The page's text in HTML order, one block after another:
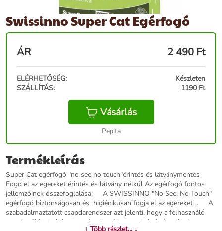
Swissinno Super Cat Egérfogó
ÁR 2 490 Ft
ELÉRHETŐSÉG:
Készleten
SZÁLLÍTÁS:
1190 Ft
Vásárlás
Pepita
Termékleírás
Super Cat egérfogó "no see no touch"érintés és látványmentes
Fogd el az egereket érintés és látvány nélkül Az egérfogó fontos
jellemzőinek összefoglalása: A SWISSINNO "No See, No Touch"
egérfogó biztonságosan és higiénikusan fogja el az egereket . A
szabadalmaztatott csapdarendszer azt jelenti, hogy a felhasználó
nem kerül kontaktba az egérrel. Az egeret diszkréten fogja meg.
↓ Több részlet... ↓